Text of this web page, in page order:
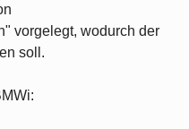
vorgelegt, wodurch der
soll.